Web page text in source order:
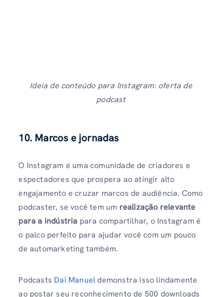
Ideia de conteúdo para Instagram: oferta de
podcast
10. Marcos e jornadas
O Instagram é uma comunidade de criadores e
espectadores que prospera ao atingir alto
engajamento e cruzar marcos de audiência. Como
podcaster, se você tem um realização relevante
para a indústria para compartilhar, o Instagram é
o palco perfeito para ajudar você com um pouco
de automarketing também.
Podcasts Dai Manueldemonstra isso lindamente
ao postar seu reconhecimento de 500 downloads